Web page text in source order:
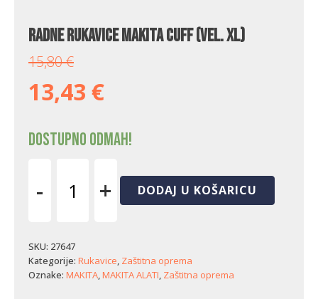
Radne rukavice Makita Cuff (vel. XL)
15,80€
13,43 €
Dostupno odmah!
-
Cuff
(vel.
XL)
+ DODAJ U KOŠARICU
SKU: 27647
Kategorije: Rukavice, Zaštitna oprema
Oznake: MAKITA,MAKITA ALATI, Zaštitna oprema